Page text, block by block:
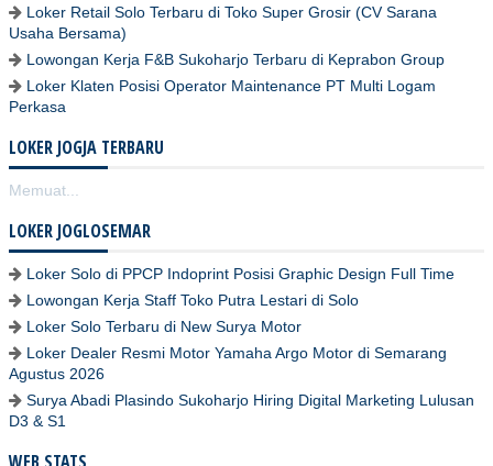
Loker Retail Solo Terbaru di Toko Super Grosir (CV Sarana
Usaha Bersama)
Lowongan Kerja F&B Sukoharjo Terbaru di Keprabon Group
Loker Klaten Posisi Operator Maintenance PT Multi Logam
Perkasa
LOKER JOGJA TERBARU
Memuat...
LOKER JOGLOSEMAR
Loker Solo di PPCP Indoprint Posisi Graphic Design Full Time
Lowongan Kerja Staff Toko Putra Lestari di Solo
Loker Solo Terbaru di New Surya Motor
Loker Dealer Resmi Motor Yamaha Argo Motor di Semarang
Agustus 2026
Surya Abadi Plasindo Sukoharjo Hiring Digital Marketing Lulusan
D3 & S1